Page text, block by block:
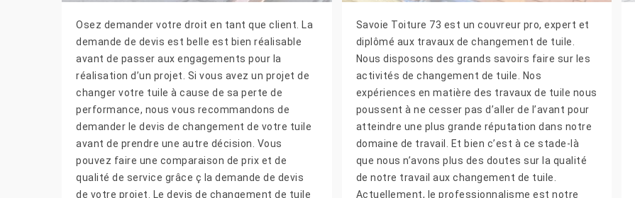
Osez demander votre droit en tant que client. La
demande de devis est belle est bien réalisable
avant de passer aux engagements pour la
réalisation d’un projet. Si vous avez un projet de
changer votre tuile à cause de sa perte de
performance, nous vous recommandons de
demander le devis de changement de votre tuile
avant de prendre une autre décision. Vous
pouvez faire une comparaison de prix et de
qualité de service grâce ç la demande de devis
de votre projet. Le devis de changement de tuile
Savoie Toiture 73 est un couvreur pro, expert et
diplômé aux travaux de changement de tuile.
Nous disposons des grands savoirs faire sur les
activités de changement de tuile. Nos
expériences en matière des travaux de tuile nous
poussent à ne cesser pas d’aller de l’avant pour
atteindre une plus grande réputation dans notre
domaine de travail. Et bien c’est à ce stade-là
que nous n’avons plus des doutes sur la qualité
de notre travail aux changement de tuile.
Actuellement, le professionnalisme est notre